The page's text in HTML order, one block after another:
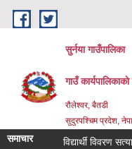
Skip to main content
सुर्नया गाउँपालिका
गाउँ कार्यपालिकाकाे
रौलेश्वर, बैतडी
सुदुरपश्चिम प्रदेश,
समाचार विद्यार्थी विवरण